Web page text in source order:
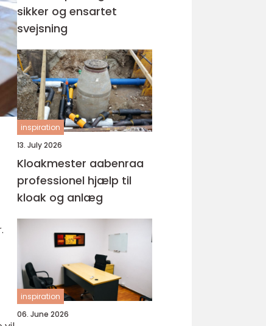
sikker og ensartet
svejsning
inspiration
13. July 2026
Kloakmester aabenraa
professionel hjælp til
kloak og anlæg
inspiration
06. June 2026